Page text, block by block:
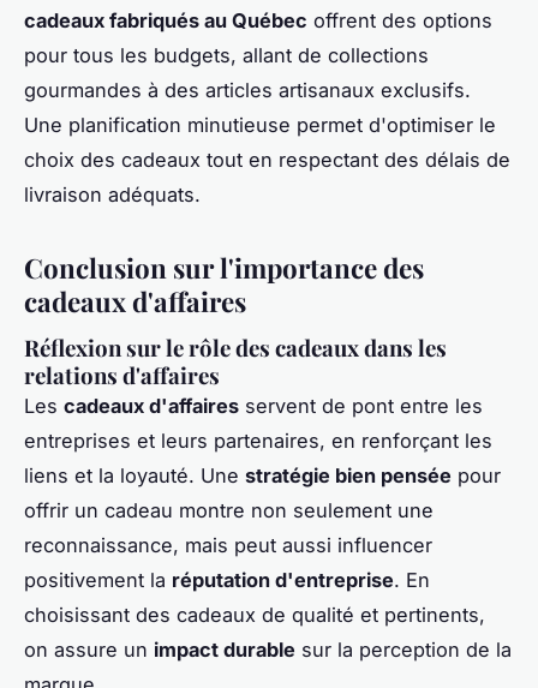
cadeaux fabriqués au Québec offrent des options
pour tous les budgets, allant de collections
gourmandes à des articles artisanaux exclusifs.
Une planification minutieuse permet d'optimiser le
choix des cadeaux tout en respectant des délais de
livraison adéquats.
Conclusion sur l'importance des
cadeaux d'affaires
Réflexion sur le rôle des cadeaux dans les
relations d'affaires
Les cadeaux d'affaires servent de pont entre les
entreprises et leurs partenaires, en renforçant les
liens et la loyauté. Une stratégie bien pensée pour
offrir un cadeau montre non seulement une
reconnaissance, mais peut aussi influencer
positivement la réputation d'entreprise. En
choisissant des cadeaux de qualité et pertinents,
on assure un impact durable sur la perception de la